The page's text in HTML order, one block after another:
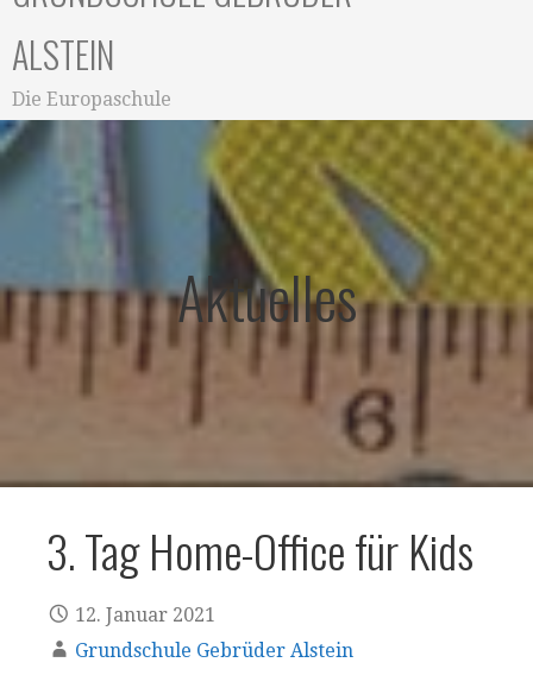
ALSTEIN
Die Europaschule
Aktuelles
3. Tag Home-Office für Kids
12. Januar 2021
Grundschule Gebrüder Alstein